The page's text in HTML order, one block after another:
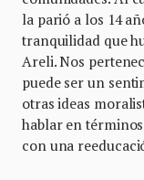
la parió a los 14
tranquilidad que
Areli. Nos
puede ser un
otras ideas
hablar en
con una